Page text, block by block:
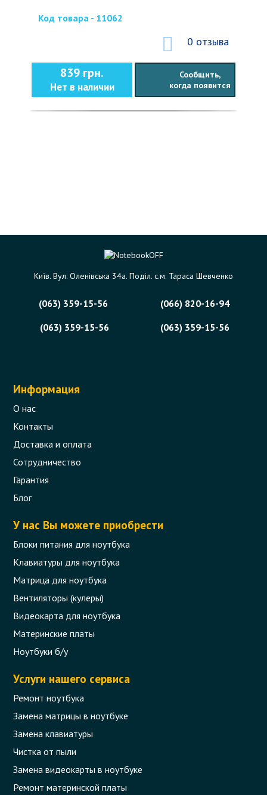
Код товара - 11062
0 отзыва
839 грн.
Нет в наличии
Сообщить,
когда появится
Київ. Вул. Оленівська 34а. Поділ. с.м. Тараса Шевченко
(063) 359-15-56
(066) 820-16-94
(063) 359-15-56
(063) 359-15-56
Информация
О нас
Контакты
Доставка и оплата
Сотрудничество
Гарантия
Блог
У нас Вы можете приобрести
Блоки питания для ноутбука
Клавиатуры для ноутбука
Матрица для ноутбука
Вентиляторы (кулеры)
Видеокарта для ноутбука
Материнские платы
Ноутбуки б/у
Услуги нашего сервиса
Ремонт ноутбука
Замена матрицы в ноутбуке
Замена клавиатуры
Чистка от пыли
Замена видеокарты в ноутбуке
Ремонт материнской платы